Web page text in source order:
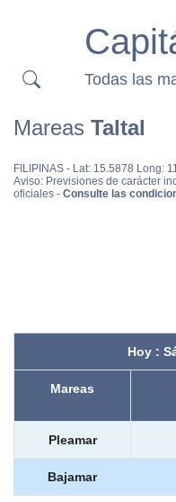
Todas las
Mareas Taltal
FILIPINAS - Lat: 15.5878 Long:
Aviso: Previsiones de carácter
oficiales - Consulte las
Hoy :
Mareas
Pleamar
Bajamar